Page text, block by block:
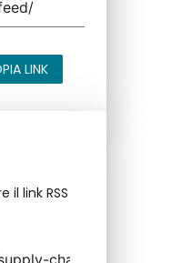
LINK
il link RSS